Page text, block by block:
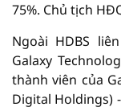
75%. Chủ tịch
Ngoài HDBS
Galaxy
thành viên của
Digital Holdings)